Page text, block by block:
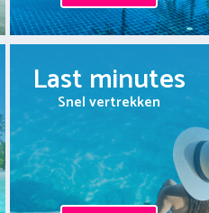
Last minutes
Snel vertrekken